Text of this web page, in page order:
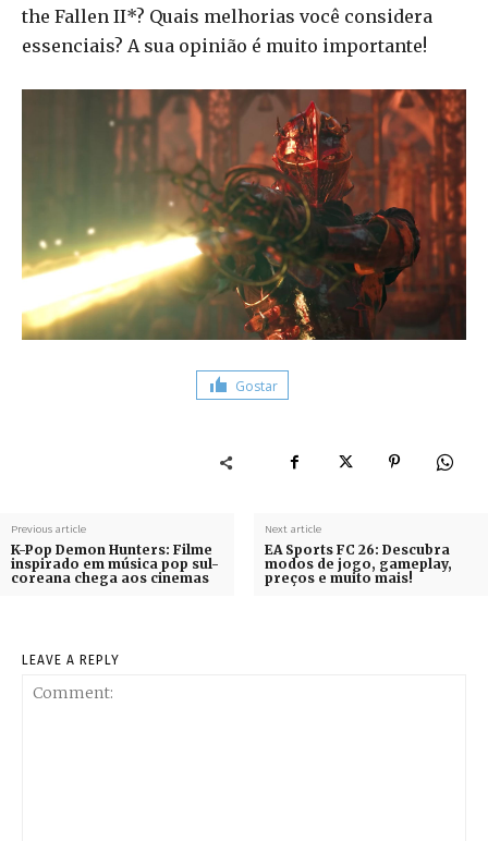
the Fallen II*? Quais melhorias você considera
essenciais? A sua opinião é muito importante!
Gostar
Previous article
K-Pop Demon Hunters: Filme
inspirado em música pop sul-
coreana chega aos cinemas
Next article
EA Sports FC 26: Descubra
modos de jogo, gameplay,
preços e muito mais!
LEAVE A REPLY